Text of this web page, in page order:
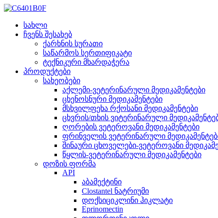
სახლი
ჩვენს შესახებ
ქარხნის სურათი
საწარმოს სერთიფიკატი
ტექნიკური მხარდაჭერა
პროდუქტები
სახეობები
აქლემი-ვეტერინარული მედიკამენტები
ცხენოსნური მედიკამენტები
მსხვილფეხა რქოსანი მედიკამენტები
ცხვრის/თხის ვიტერინარული
ღორების ვეტეროვანი მედიკამენტები
ფრინველის ვეტერინარული
შინაური ცხოველები-ვეტეროვანი
წყლის-ვეტერინარული მედიკამენტები
დოზის ფორმა
API
აბამექტინი
Clostantel ნატრიუმი
დოქსიციკლინი ჰიკლატი
Eprinomectin